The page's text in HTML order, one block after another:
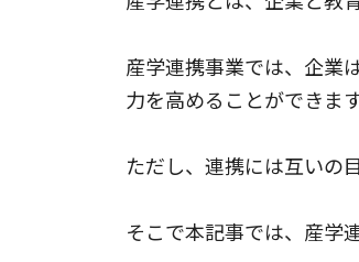
産学連携事業では、企業
力を高めることができます
ただし、連携には互いの
そこで本記事では、産学